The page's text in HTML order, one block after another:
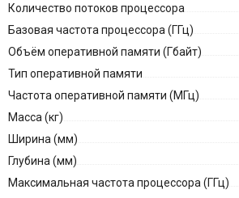
Количество потоков процессора
Базовая частота процессора (ГГц)
Объём оперативной памяти (Гбайт)
Тип оперативной памяти
Частота оперативной памяти (МГц)
Масса (кг)
Ширина (мм)
Глубина (мм)
Максимальная частота процессора (ГГц)